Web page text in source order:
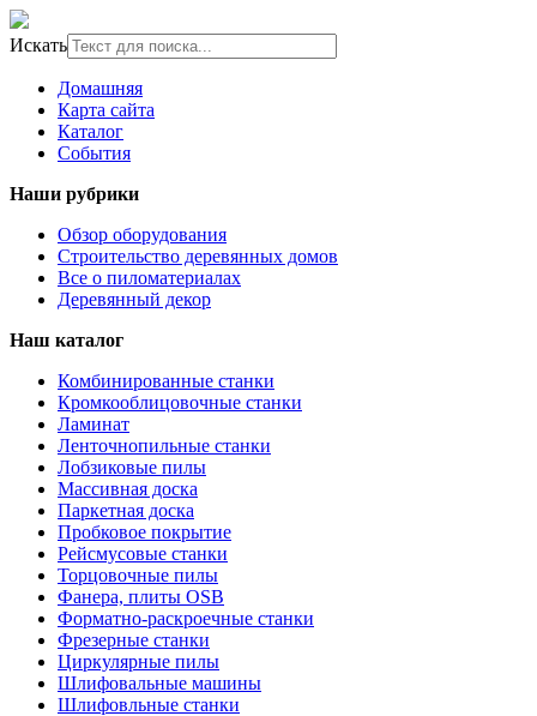
Искать
Домашняя
Карта сайта
Каталог
События
Наши рубрики
Обзор оборудования
Строительство деревянных домов
Все о пиломатериалах
Деревянный декор
Наш каталог
Комбинированные станки
Кромкооблицовочные станки
Ламинат
Ленточнопильные станки
Лобзиковые пилы
Массивная доска
Паркетная доска
Пробковое покрытие
Рейсмусовые станки
Торцовочные пилы
Фанера, плиты OSB
Форматно-раскроечные станки
Фрезерные станки
Циркулярные пилы
Шлифовальные машины
Шлифовльные станки